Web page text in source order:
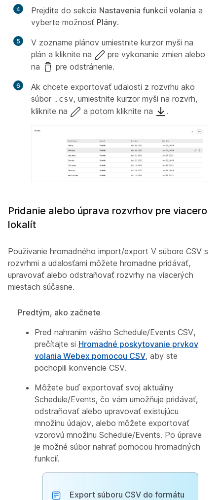
4 Prejdite do sekcie Nastavenia funkcií volania a
vyberte možnosť Plány.
5
V zozname plánov umiestnite kurzor myši na
plán a kliknite na
pre vykonanie zmien alebo
na
pre odstránenie.
6
Ak chcete exportovať udalosti z rozvrhu ako
súbor .csv, umiestnite kurzor myši na rozvrh,
kliknite na
a potom kliknite na .
Pridanie alebo úprava rozvrhov pre viacero
lokalít
Používanie hromadného import/export V súbore CSV s
rozvrhmi a udalosťami môžete hromadne pridávať,
upravovať alebo odstraňovať rozvrhy na viacerých
miestach súčasne.
Predtým, ako začnete
Pred nahraním vášho Schedule/Events CSV,
prečítajte si Hromadné poskytovanie prvkov
volania Webex pomocou CSV, aby ste
pochopili konvencie CSV.
Môžete buď exportovať svoj aktuálny
Schedule/Events, čo vám umožňuje pridávať,
odstraňovať alebo upravovať existujúcu
množinu údajov, alebo môžete exportovať
vzorovú množinu Schedule/Events. Po úprave
je možné súbor nahrať pomocou hromadných
funkcií.
Export súboru CSV do formátu